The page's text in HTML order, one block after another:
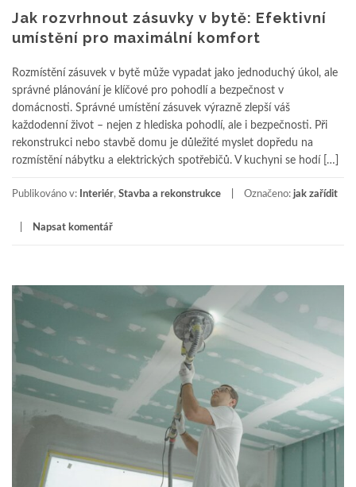
Jak rozvrhnout zásuvky v bytě: Efektivní
umístění pro maximální komfort
Rozmístění zásuvek v bytě může vypadat jako jednoduchý úkol, ale
správné plánování je klíčové pro pohodlí a bezpečnost v
domácnosti. Správné umístění zásuvek výrazně zlepší váš
každodenní život – nejen z hlediska pohodlí, ale i bezpečnosti. Při
rekonstrukci nebo stavbě domu je důležité myslet dopředu na
rozmístění nábytku a elektrických spotřebičů. V kuchyni se hodí […]
Publikováno v: Interiér, Stavba a rekonstrukce Označeno: jak zařídit
Napsat komentář